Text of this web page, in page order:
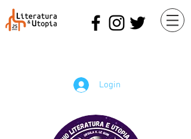
Login